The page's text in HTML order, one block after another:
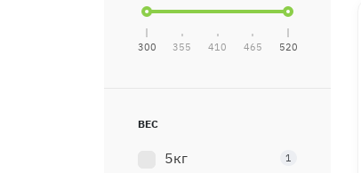
300 355 410 465 520
ВЕС
5кг 1